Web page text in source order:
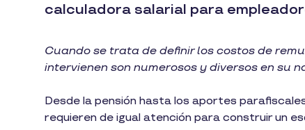
calculadora salarial para
Cuando se trata de definir los costos de
intervienen son numerosos y diversos en su
Desde la pensión hasta los aportes
requieren de igual atención para construir un